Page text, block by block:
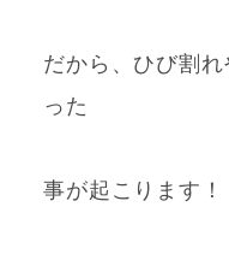
だから、ひび割
った
事が起こります！